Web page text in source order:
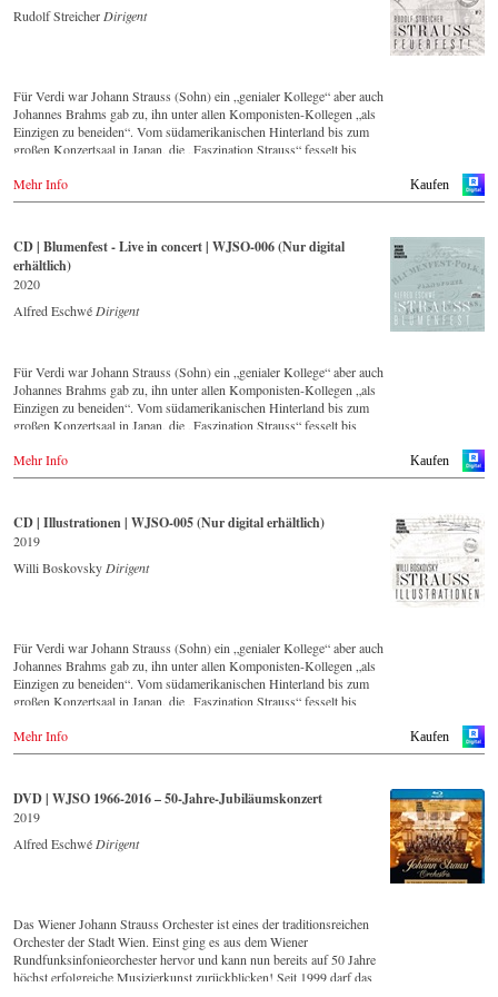
Rudolf Streicher Dirigent
Für Verdi war Johann Strauss (Sohn) ein „genialer Kollege“ aber auch
Johannes Brahms gab zu, ihn unter allen Komponisten-Kollegen „als
Einzigen zu beneiden“. Vom südamerikanischen Hinterland bis zum
großen Konzertsaal in Japan, die „Faszination Strauss“ fesselt bis
Diese digital überarbeite historische Aufnahme von 1991 – eingespielt
Musikern – ist Zeugnis für die nach wie vor bestehende Lebendigkeit,
Genialität und Aktualität dieser Musik.
Neben den 2016 im hauseigenen Label neu erschienenen CDs, hat sich
das Wiener Johann Strauss Orchester die Neuveröffentlichung von
Diese digital überarbeite Aufnahme aus dem Jahr 1991 gehört zu einer
Serie von Veröffentlichungen, die über die nächsten Jahre Strauss-
Freunden aus aller Welt, auch selten gespielte Werke in einer
unvergleichlichen Qualität präsentieren wird.
Kaufen
Mehr Info
CD | Blumenfest - Live in concert | WJSO-006 (Nur digital
erhältlich)
2020
Alfred Eschwé Dirigent
Für Verdi war Johann Strauss (Sohn) ein „genialer Kollege“ aber auch
Johannes Brahms gab zu, ihn unter allen Komponisten-Kollegen „als
Einzigen zu beneiden“. Vom südamerikanischen Hinterland bis zum
großen Konzertsaal in Japan, die „Faszination Strauss“ fesselt bis
Die neue CD – eingespielt vom führenden Strauss-Ensemble in
vor bestehende Lebendigkeit, Genialität und Aktualität dieser Musik.
Dieser Live-Mitschnitt entstand im Goldenen Saal des Wiener
Musikvereins und bildet einen breiten Querschnitt über das Repertoire,
Strauss-Experte am Pult des Orchester, mit dem ihm eine über 35-
jährige künstlerische Zusammenarbeit verbindet.
Kaufen
Mehr Info
CD | Illustrationen | WJSO-005 (Nur digital erhältlich)
2019
Willi Boskovsky Dirigent
Für Verdi war Johann Strauss (Sohn) ein „genialer Kollege“ aber auch
Johannes Brahms gab zu, ihn unter allen Komponisten-Kollegen „als
Einzigen zu beneiden“. Vom südamerikanischen Hinterland bis zum
großen Konzertsaal in Japan, die „Faszination Strauss“ fesselt bis
Diese digital überarbeite historische Aufnahme von 1972 – eingespielt
Musikern – ist Zeugnis für die nach wie vor bestehende Lebendigkeit,
Genialität und Aktualität dieser Musik.
Mit Dirigent Willi Boskovsky stand ein international ausgewiesener
Strauss-Experte am Pult des Orchester, ihn verband eine über 20-
das Wiener Johann Strauss Orchester die Neuveröffentlichung von
historisch wertvollen Aufnahmen mit den bedeutendsten Dirigenten
der letzten 50 Jahre zum Ziel gesetzt.
Diese digital überarbeite Aufnahme aus dem Jahr 1972 bildet den
Kaufen
Mehr Info
DVD | WJSO 1966-2016 – 50-Jahre-Jubiläumskonzert
2019
Alfred Eschwé Dirigent
Das Wiener Johann Strauss Orchester ist eines der traditionsreichen
Orchester der Stadt Wien. Einst ging es aus dem Wiener
Rundfunksinfonieorchester hervor und kann nun bereits auf 50 Jahre
höchst erfolgreiche Musizierkunst zurückblicken! Seit 1999 darf das